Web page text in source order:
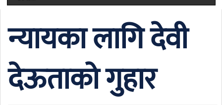
न्यायका लागि देवी
देऊताको गुहार